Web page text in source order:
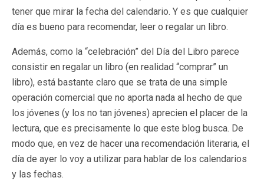
tener que mirar la fecha del calendario. Y es que cualquier
día es bueno para recomendar, leer o regalar un libro.
Además, como la “celebración” del Día del Libro parece
consistir en regalar un libro (en realidad “comprar” un
libro), está bastante claro que se trata de una simple
operación comercial que no aporta nada al hecho de que
los jóvenes (y los no tan jóvenes) aprecien el placer de la
lectura, que es precisamente lo que este blog busca. De
modo que, en vez de hacer una recomendación literaria, el
día de ayer lo voy a utilizar para hablar de los calendarios
y las fechas.